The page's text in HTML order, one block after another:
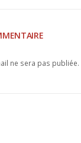
ne sera pas publiée.